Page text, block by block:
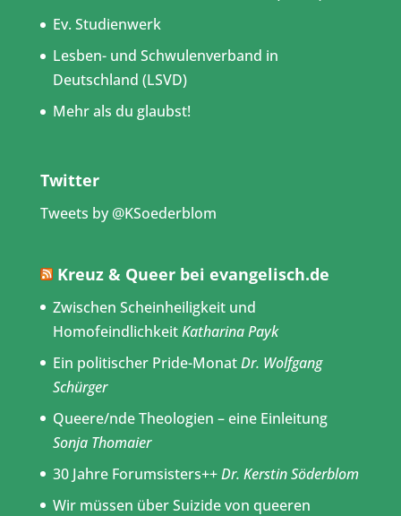
Ev. Studienwerk
Lesben- und Schwulenverband in
Deutschland (LSVD)
Mehr als du glaubst!
Twitter
Tweets by @KSoederblom
Kreuz & Queer bei evangelisch.de
Zwischen Scheinheiligkeit und
HomofeindlichkeitKatharina Payk
Ein politischer Pride-MonatDr. Wolfgang
Schürger
Queere/nde Theologien – eine Einleitung
Sonja Thomaier
30 Jahre Forumsisters++Dr. Kerstin Söderblom
Wir müssen über Suizide von queeren